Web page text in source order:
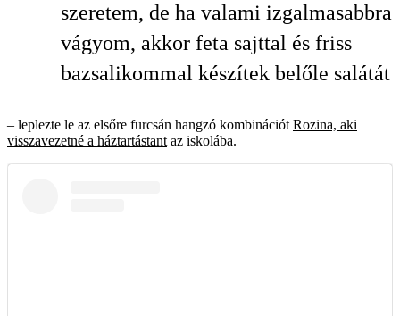
szeretem, de ha valami izgalmasabbra
vágyom, akkor feta sajttal és friss
bazsalikommal készítek belőle salátát
– leplezte le az elsőre furcsán hangzó kombinációt Rozina, aki
visszavezetné a háztartástant az iskolába.